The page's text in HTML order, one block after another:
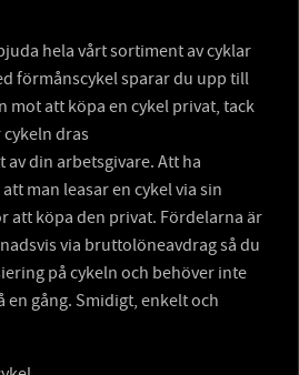
hela vårt sortiment av cyklar
förmånscykel sparar du upp till
mot att köpa en cykel privat, tack
dras
av din arbetsgivare. Att ha
man leasar en cykel via sin
att köpa den privat. Fördelarna är
via bruttolöneavdrag så du
på cykeln och behöver inte
en gång. Smidigt, enkelt och